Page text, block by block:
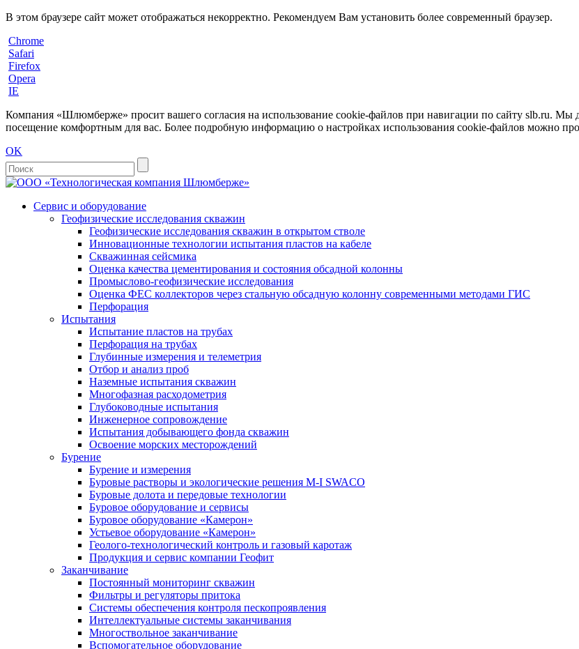
В этом браузере сайт может отображаться некорректно. Рекомендуем Вам установить более современный браузер.
Chrome
Safari
Firefox
Opera
IE
Компания «Шлюмберже» просит вашего согласия на использование cookie-файлов при навигации по сайту slb.ru. Мы
посещение комфортным для вас. Более подробную информацию о настройках использования cookie-файлов можно
OK
Сервис и оборудование
Геофизические исследования скважин
Геофизические исследования скважин в открытом стволе
Инновационные технологии испытания пластов на кабеле
Скважинная сейсмика
Оценка качества цементирования и состояния обсадной колонны
Промыслово-геофизические исследования
Оценка ФЕС коллекторов через стальную обсадную колонну современными методами ГИС
Перфорация
Испытания
Испытание пластов на трубах
Перфорация на трубах
Глубинные измерения и телеметрия
Отбор и анализ проб
Наземные испытания скважин
Многофазная расходометрия
Глубоководные испытания
Инженерное сопровождение
Испытания добывающего фонда скважин
Освоение морских месторождений
Бурение
Бурение и измерения
Буровые растворы и экологические решения M-I SWACO
Буровые долота и передовые технологии
Буровое оборудование и сервисы
Буровое оборудование «Камерон»
Устьевое оборудование «Камерон»
Геолого-технологический контроль и газовый каротаж
Продукция и сервис компании Геофит
Заканчивание
Постоянный мониторинг скважин
Фильтры и регуляторы притока
Cистемы обеспечения контроля пескопроявления
Интеллектуальные системы заканчивания
Многоствольное заканчивание
Вспомогательное оборудование